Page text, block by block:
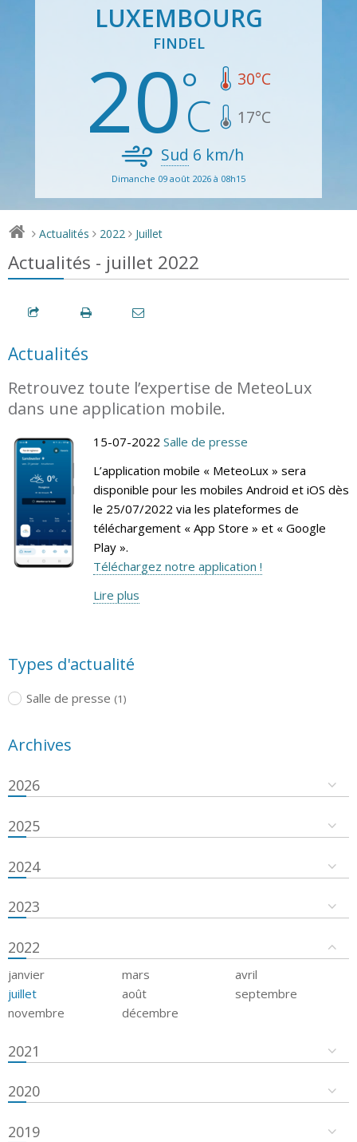
LUXEMBOURG
FINDEL
20 30°C
17°C
Sud 6 km/h
Dimanche 09 août 2026 à 08h15
> Actualités > 2022 > Juillet
Actualités - juillet 2022
Actualités
Retrouvez toute l’expertise de MeteoLux
dans une application mobile.
15-07-2022 Salle de presse
L’application mobile « MeteoLux » sera
disponible pour les mobiles Android et iOS dès
le 25/07/2022 via les plateformes de
téléchargement « App Store » et « Google
Play ».
Téléchargez notre application !
Lire plus
Types d'actualité
Salle de presse (1)
Archives
2026
2025
2024
2023
2022
janvier mars
avril
juillet
août
septembre
novembre
décembre
2021
2020
2019